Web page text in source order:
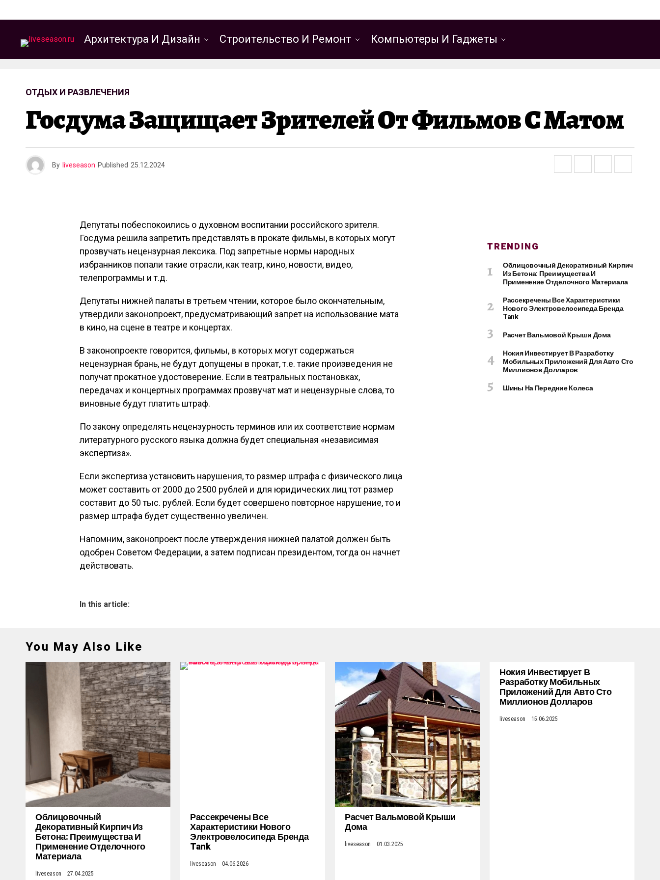
Архитектура И Дизайн Строительство И Ремонт Компьютеры И Гаджеты
ОТДЫХ И РАЗВЛЕЧЕНИЯ
Госдума Защищает Зрителей От Фильмов С Матом
By liveseason Published 25.12.2024
Депутаты побеспокоились о духовном воспитании российского зрителя.
Госдума решила запретить представлять в прокате фильмы, в которых могут
прозвучать нецензурная лексика. Под запретные нормы народных
избранников попали такие отрасли, как театр, кино, новости, видео,
телепрограммы и т.д.
Депутаты нижней палаты в третьем чтении, которое было окончательным,
утвердили законопроект, предусматривающий запрет на использование мата
в кино, на сцене в театре и концертах.
В законопроекте говорится, фильмы, в которых могут содержаться
нецензурная брань, не будут допущены в прокат, т.е. такие произведения не
получат прокатное удостоверение. Если в театральных постановках,
передачах и концертных программах прозвучат мат и нецензурные слова, то
виновные будут платить штраф.
По закону определять нецензурность терминов или их соответствие нормам
литературного русского языка должна будет специальная «независимая
экспертиза».
Если экспертиза установить нарушения, то размер штрафа с физического лица
может составить от 2000 до 2500 рублей и для юридических лиц тот размер
составит до 50 тыс. рублей. Если будет совершено повторное нарушение, то и
размер штрафа будет существенно увеличен.
Напомним, законопроект после утверждения нижней палатой должен быть
одобрен Советом Федерации, а затем подписан президентом, тогда он начнет
действовать.
In this article:
TRENDING
Облицовочный Декоративный Кирпич
Из Бетона: Преимущества И
Применение Отделочного Материала
Рассекречены Все Характеристики
Нового Электровелосипеда Бренда
Tank
Расчет Вальмовой Крыши Дома
Нокия Инвестирует В Разработку
Мобильных Приложений Для Авто Сто
Миллионов Долларов
Шины На Передние Колеса
You May Also Like
Облицовочный
Декоративный Кирпич Из
Бетона: Преимущества И
Применение Отделочного
Материала
liveseason 27.04.2025
Рассекречены Все
Характеристики Нового
Электровелосипеда Бренда
Tank
liveseason 04.06.2026
Расчет Вальмовой Крыши
Дома
liveseason 01.03.2025
Нокия Инвестирует В
Разработку Мобильных
Приложений Для Авто Сто
Миллионов Долларов
liveseason 15.06.2025